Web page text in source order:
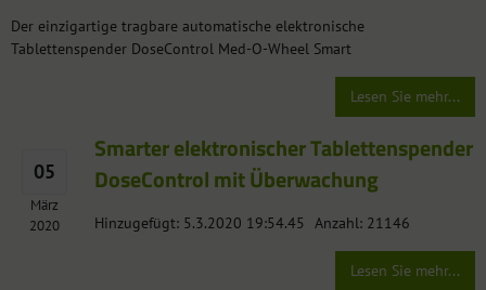
Der einzigartige tragbare automatische elektronische
Tablettenspender DoseControl Med-O-Wheel Smart
Lesen Sie mehr...
05
März
2020
Smarter elektronischer Tablettenspender
DoseControl mit Überwachung
Hinzugefügt: 5.3.2020 19:54.45 Anzahl: 21146
Lesen Sie mehr...